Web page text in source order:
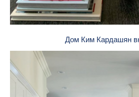
Дом Ким Кардашян